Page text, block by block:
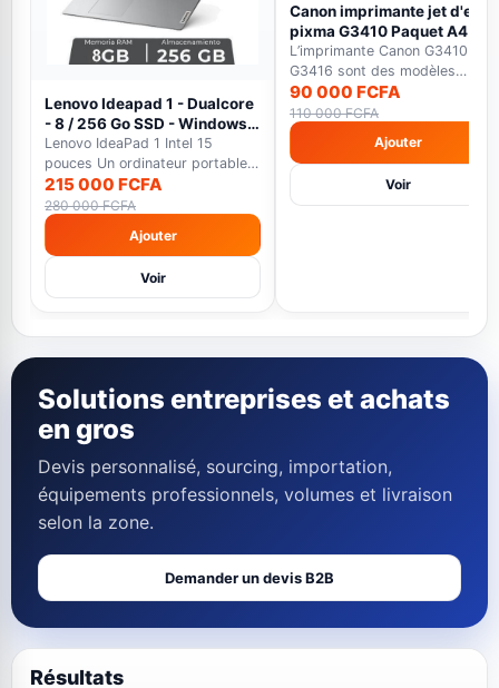
Lenovo Ideapad 1 - Dualcore
- 8 / 256 Go SSD - Windows
11 - gris - Garantie 12 Mois
Lenovo IdeaPad 1 Intel 15
pouces Un ordinateur portable
polyvalent avec éc...
215 000 FCFA
280 000 FCFA
Ajouter
Voir
Canon imprimante jet
pixma G3410 Paquet A4 -
WiFi -12000 pages en Noir
7000 pages en couleur noir
L’imprimante Canon G3410 et
G3416 sont des modèles
multifonctions qui font...
90 000 FCFA
110 000 FCFA
Ajouter
Voir
Solutions entreprises et achats
en gros
Devis personnalisé, sourcing, importation,
équipements professionnels, volumes et livraison
selon la zone.
Demander un devis B2B
Résultats